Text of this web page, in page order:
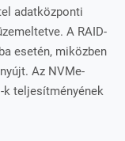
adatközponti
A RAID-
esetén, miközben
Az NVMe-
k teljesítményének